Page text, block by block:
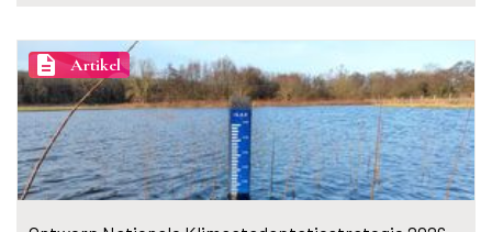
description Artikel